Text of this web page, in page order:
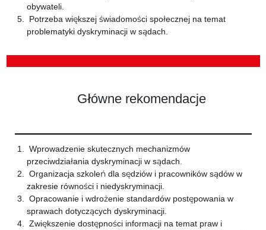
obywateli.
Potrzeba większej świadomości społecznej na temat
problematyki dyskryminacji w sądach.
Główne rekomendacje
Wprowadzenie skutecznych mechanizmów
przeciwdziałania dyskryminacji w sądach.
Organizacja szkoleń dla sędziów i pracowników sądów w
zakresie równości i niedyskryminacji.
Opracowanie i wdrożenie standardów postępowania w
sprawach dotyczących dyskryminacji.
Zwiększenie dostępności informacji na temat praw i